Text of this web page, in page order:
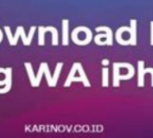
Panggilan Di Ig
Android: Apa Itu Dan
Pasangan: Cara
Windows Ori